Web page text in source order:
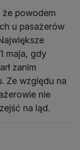
że powodem
u pasażerów
maja, gdy
zanim
Ze względu na
nie
na ląd.